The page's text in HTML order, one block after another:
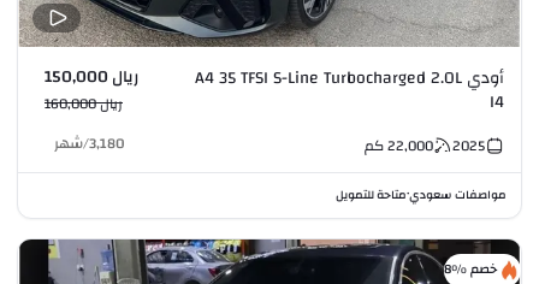
أودي A4 35 TFSI S-Line Turbocharged 2.0L
I4
ريال 150,000
ريال 160,000
2025
22,000كم 3,180
/شهر
مواصفات سعودي•متاحة للتمويل
خصم %8